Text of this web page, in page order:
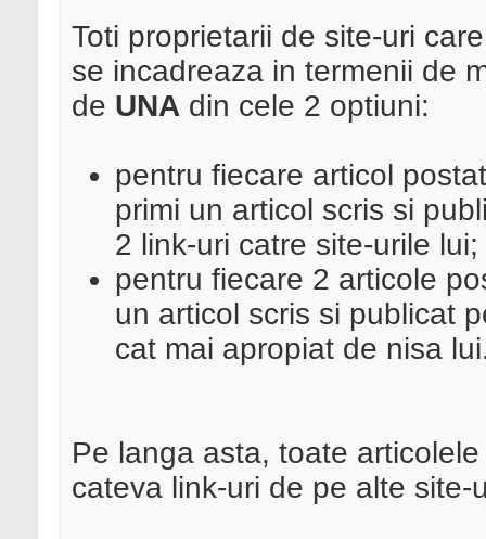
Toti proprietarii de site-uri
se incadreaza in termenii de
de UNA din cele 2 optiuni:
pentru fiecare articol
primi un articol scris si
2 link-uri catre site-urile lui;
pentru fiecare 2 articole
un articol scris si publicat
cat mai apropiat de nisa
Pe langa asta, toate
cateva link-uri de pe alte